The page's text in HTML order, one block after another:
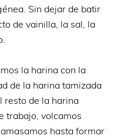
Sin dejar de batir
de vainilla, la sal, la
la harina con la
de la harina tamizada
resto de la harina
trabajo, volcamos
hasta formar